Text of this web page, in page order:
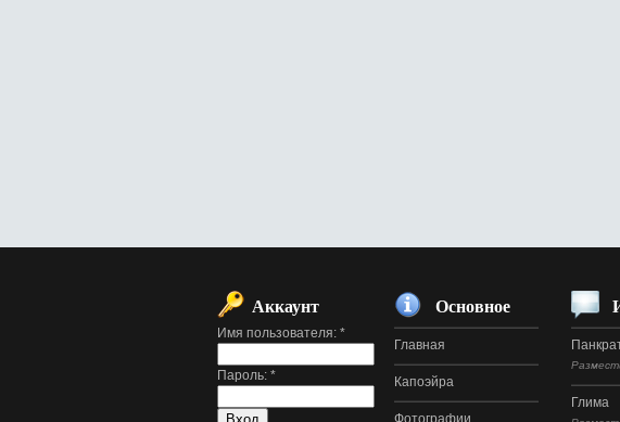
Аккаунт
Имя пользователя: *
Пароль: *
Основное
Главная
Капоэйра
Фотографии
Глима